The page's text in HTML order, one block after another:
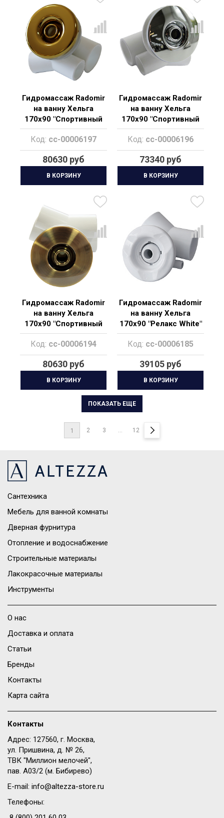
Гидромассаж Radomir
на ванну Хельга
170х90 "Спортивный
Gold"
Код: cc-00006197
80630 руб
В КОРЗИНУ
Гидромассаж Radomir
на ванну Хельга
170х90 "Спортивный
Chrome"
Код: cc-00006196
73340 руб
В КОРЗИНУ
Гидромассаж Radomir
на ванну Хельга
170х90 "Спортивный
Bronze"
Код: cc-00006194
80630 руб
В КОРЗИНУ
Гидромассаж Radomir
на ванну Хельга
170х90 "Релакс White"
Код: cc-00006185
39105 руб
В КОРЗИНУ
1 2 3 ... 12
ПОКАЗАТЬ ЕЩЕ
Сантехника
Мебель для ванной комнаты
Дверная фурнитура
Отопление и водоснабжение
Строительные материалы
Лакокрасочные материалы
Инструменты
О нас
Доставка и оплата
Статьи
Бренды
Контакты
Карта сайта
Контакты
Адрес: 127560, г. Москва,
ул. Пришвина, д. № 26,
ТВК "Миллион мелочей",
пав. A03/2 (м. Бибирево)
E-mail: info@altezza-store.ru
Телефоны: